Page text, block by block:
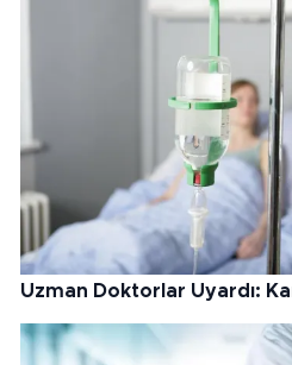
Uzman Doktorlar Uyardı: